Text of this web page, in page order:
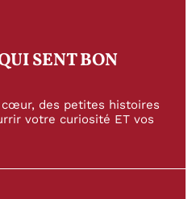
SENT BON
des petites histoires
votre curiosité ET vos